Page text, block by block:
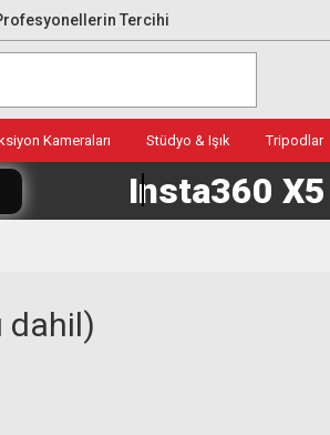
Tercihi
Kameraları Stüdyo & Işık Tripodlar
Insta360 X5
dahil)